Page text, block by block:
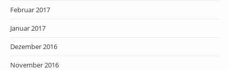
Februar 2017
Januar 2017
Dezember 2016
November 2016